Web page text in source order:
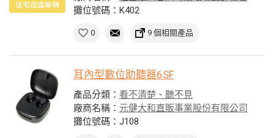
攤位號碼：K402
0 9 個相關產品
耳內型數位助聽器6SF
產品分類： 看不清楚、聽不見
廠商名稱： 元健大和直販事業股份有限公司
攤位號碼：J108